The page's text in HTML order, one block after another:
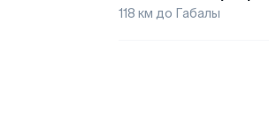
118 км до Габалы